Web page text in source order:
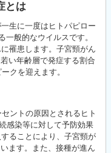
とは
生に一度はヒトパピロー
一般的なウイルスです。
罹患します。子宮頸がん
い年齢層で発症する割合
クを迎えます。
ントの原因とされるヒト
感染等に対して予防効果
ることにより、子宮頸が
ます。また、接種が進ん